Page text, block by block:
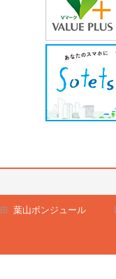
葉山ボンジュール